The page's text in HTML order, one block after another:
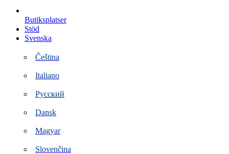
Butiksplatser
Stöd
Svenska
Čeština
Italiano
Русский
Dansk
Magyar
Slovenčina